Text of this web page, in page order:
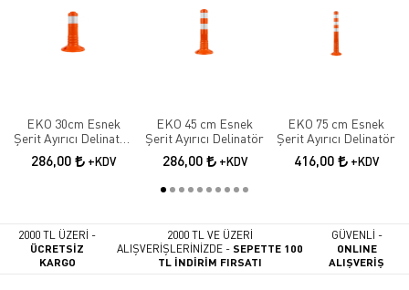
EKO 30cm Esnek
Şerit Ayırıcı Delinatör
Esnek Şerit Ayırıcı
286,00 +KDV
EKO 45 cm Esnek
Şerit Ayırıcı Delinatör
286,00 +KDV
EKO 75 cm Esnek
Şerit Ayırıcı Delinatör
416,00 +KDV
2000 TL ÜZERİ -
ÜCRETSİZ
KARGO
2000 TL VE ÜZERİ
ALIŞVERİŞLERİNİZDE -SEPETTE 100
TL İNDİRİM FIRSATI
GÜVENLİ -
ONLINE
ALIŞVERİŞ